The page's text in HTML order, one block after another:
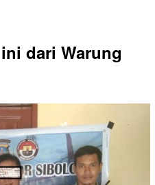
dari Warung